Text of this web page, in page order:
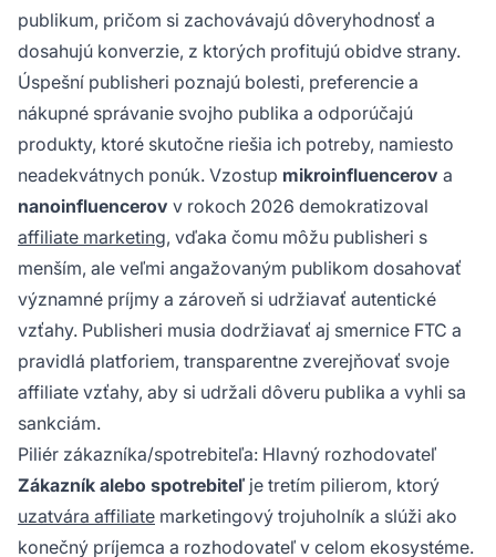
publikum, pričom si zachovávajú dôveryhodnosť a
dosahujú konverzie, z ktorých profitujú obidve strany.
Úspešní publisheri poznajú bolesti, preferencie a
nákupné správanie svojho publika a odporúčajú
produkty, ktoré skutočne riešia ich potreby, namiesto
neadekvátnych ponúk. Vzostup mikroinfluencerov a
nanoinfluencerov v rokoch 2026 demokratizoval
affiliate marketing, vďaka čomu môžu publisheri s
menším, ale veľmi angažovaným publikom dosahovať
významné príjmy a zároveň si udržiavať autentické
vzťahy. Publisheri musia dodržiavať aj smernice FTC a
pravidlá platforiem, transparentne zverejňovať svoje
affiliate vzťahy, aby si udržali dôveru publika a vyhli sa
sankciám.
Piliér zákazníka/spotrebiteľa: Hlavný rozhodovateľ
Zákazník alebo spotrebiteľ je tretím pilierom, ktorý
uzatvára affiliate marketingový trojuholník a slúži ako
konečný príjemca a rozhodovateľ v celom ekosystéme.